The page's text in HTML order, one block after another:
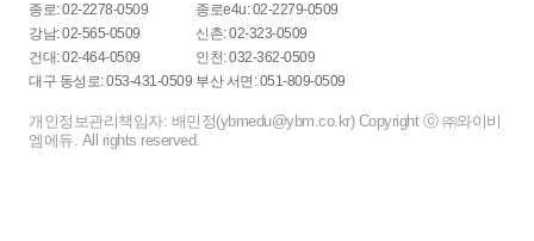
습니다.
개인적으로는 짧은 문장 유형이 오히려 더 까다로
웠는데, 이때 미국 실생활에서 쓰이는 표현들을
리스닝은 예전에 비해 길이가 줄고 주제도 평이해
져 집중만 유지하면 충분히 풀 수 있는 수준이었
종로: 02-2278-0509
종로e4u: 02-2279-0509
강남: 02-565-0509
신촌: 02-323-0509
건대: 02-464-0509
인천: 032-362-0509
대구 동성로: 053-431-0509 부산 서면: 051-809-0509
개인정보관리책임자: 배민정(ybmedu@ybm.co.kr) Copyright ⓒ ㈜와이비
엠에듀. All rights reserved.